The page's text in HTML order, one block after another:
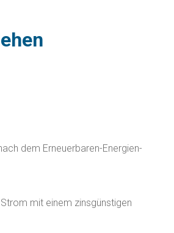
dem Erneuerbaren-Energien-
mit einem zinsgünstigen